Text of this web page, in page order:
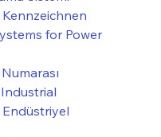
for Power